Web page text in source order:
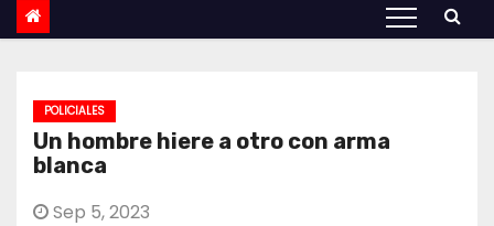
POLICIALES
Un hombre hiere a otro con arma
blanca
Sep 5, 2023